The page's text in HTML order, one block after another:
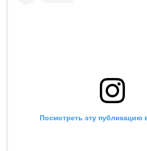
Посмотреть эту публикацию